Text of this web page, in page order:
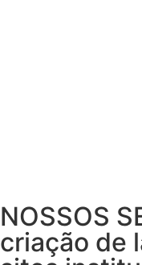
NOSSOS
criação de